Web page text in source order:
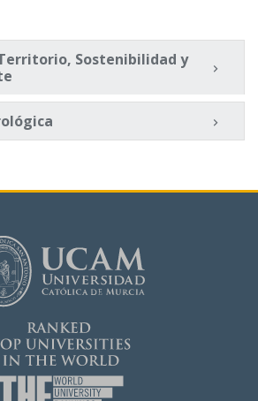
Sostenibilidad y